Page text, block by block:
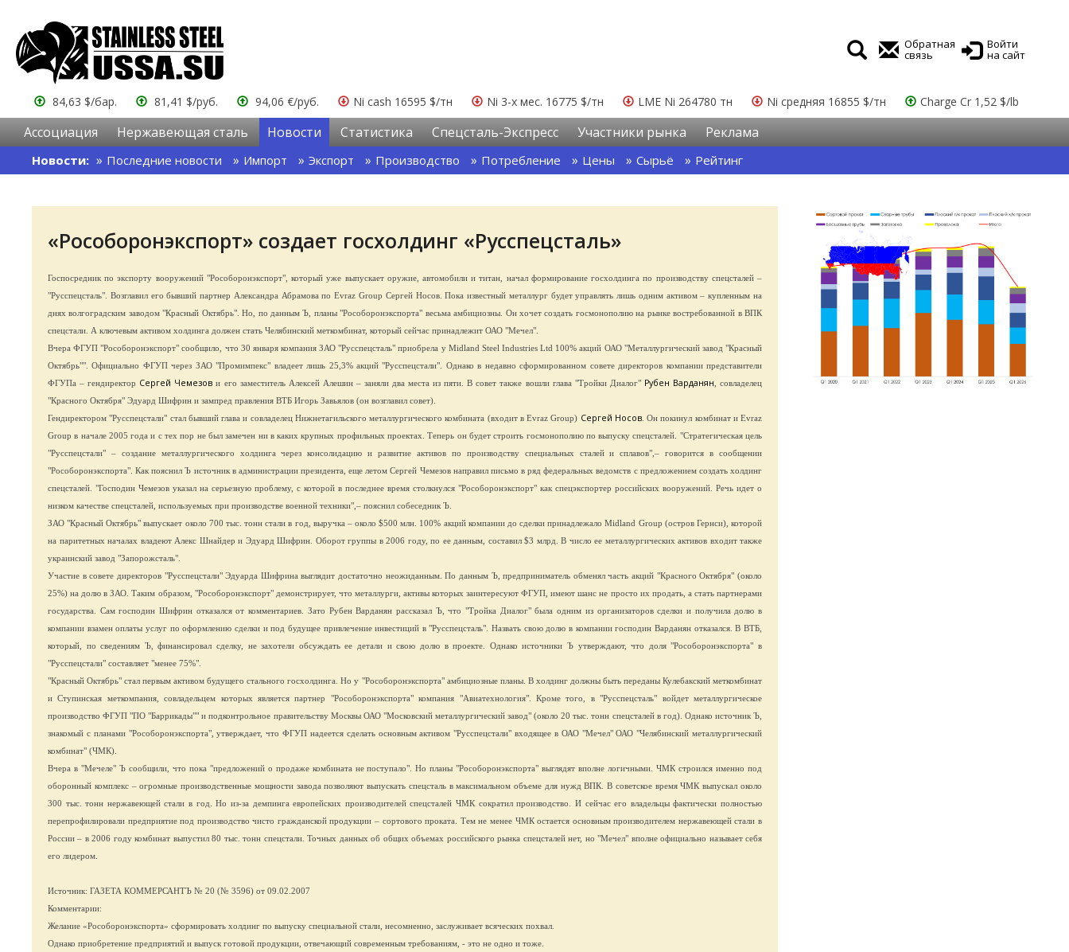
Обратная
связь
Войти
на сайт
84,63 $/бар. 81,41 $/руб. 94,06 €/руб. Ni cash 16595 $/тн Ni 3-х мес. 16775 $/тн LME Ni 264780 тн Ni средняя 16855 $/тн Charge Cr 1,52 $/lb
Ассоциация Нержавеющая сталь Новости Статистика Спецсталь-Экспресс Участники рынка Реклама
Новости: Последние новости Импорт Экспорт Производство Потребление Цены Сырьё Рейтинг
«Рособоронэкспорт» создает госхолдинг «Русспецсталь»
Госпосредник по экспорту вооружений "Рособоронэкспорт", который уже выпускает оружие, автомобили и титан, начал формирование госхолдинга по производству спецсталей –
"Русспецсталь". Возглавил его бывший партнер Александра Абрамова по Evraz Group Сергей Носов. Пока известный металлург будет управлять лишь одним активом – купленным на
днях волгоградским заводом "Красный Октябрь". Но, по данным Ъ, планы "Рособоронэкспорта" весьма амбициозны. Он хочет создать госмонополию на рынке востребованной в ВПК
спецстали. А ключевым активом холдинга должен стать Челябинский меткомбинат, который сейчас принадлежит ОАО "Мечел".
Вчера ФГУП "Рособоронэкспорт" сообщило, что 30 января компания ЗАО "Русспецсталь" приобрела у Midland Steel Industries Ltd 100% акций ОАО "Металлургический завод "Красный
Октябрь"". Официально ФГУП через ЗАО "Промимпекс" владеет лишь 25,3% акций "Русспецстали". Однако в недавно сформированном совете директоров компании представители
ФГУПа – гендиректор Сергей Чемезов и его заместитель Алексей Алешин – заняли два места из пяти. В совет также вошли глава "Тройки Диалог" Рубен Варданян , совладелец
"Красного Октября" Эдуард Шифрин и зампред правления ВТБ Игорь Завьялов (он возглавил совет).
Гендиректором "Русспецстали" стал бывший глава и совладелец Нижнетагильского металлургического комбината (входит в Evraz Group) Сергей Носов. Он покинул комбинат и Evraz
Group в начале 2005 года и с тех пор не был замечен ни в каких крупных профильных проектах. Теперь он будет строить госмонополию по выпуску спецсталей. "Стратегическая цель
"Русспецстали" – создание металлургического холдинга через консолидацию и развитие активов по производству специальных сталей и сплавов",– говорится в сообщении
"Рособоронэкспорта". Как пояснил Ъ источник в администрации президента, еще летом Сергей Чемезов направил письмо в ряд федеральных ведомств с предложением создать холдинг
спецсталей. "Господин Чемезов указал на серьезную проблему, с которой в последнее время столкнулся "Рособоронэкспорт" как спецэкспортер российских вооружений. Речь идет о
низком качестве спецсталей, используемых при производстве военной техники",– пояснил собеседник Ъ.
ЗАО "Красный Октябрь" выпускает около 700 тыс. тонн стали в год, выручка – около $500 млн. 100% акций компании до сделки принадлежало Midland Group (остров Гернси), которой
на паритетных началах владеют Алекс Шнайдер и Эдуард Шифрин. Оборот группы в 2006 году, по ее данным, составил $3 млрд. В число ее металлургических активов входит также
украинский завод "Запорожсталь".
Участие в совете директоров "Русспецстали" Эдуарда Шифрина выглядит достаточно неожиданным. По данным Ъ, предприниматель обменял часть акций "Красного Октября" (около
25%) на долю в ЗАО. Таким образом, "Рособоронэкспорт" демонстрирует, что металлурги, активы которых заинтересуют ФГУП, имеют шанс не просто их продать, а стать партнерами
государства. Сам господин Шифрин отказался от комментариев. Зато Рубен Варданян рассказал Ъ, что "Тройка Диалог" была одним из организаторов сделки и получила долю в
компании взамен оплаты услуг по оформлению сделки и под будущее привлечение инвестиций в "Русспецсталь". Назвать свою долю в компании господин Варданян отказался. В ВТБ,
который, по сведениям Ъ, финансировал сделку, не захотели обсуждать ее детали и свою долю в проекте. Однако источники Ъ утверждают, что доля "Рособоронэкспорта" в
"Русспецстали" составляет "менее 75%".
"Красный Октябрь" стал первым активом будущего стального госхолдинга. Но у "Рособоронэкспорта" амбициозные планы. В холдинг должны быть переданы Кулебакский меткомбинат
и Ступинская меткомпания, совладельцем которых является партнер "Рособоронэкспорта" компания "Авиатехнология". Кроме того, в "Русспецсталь" войдет металлургическое
производство ФГУП "ПО "Баррикады"" и подконтрольное правительству Москвы ОАО "Московский металлургический завод" (около 20 тыс. тонн спецсталей в год). Однако источник Ъ,
знакомый с планами "Рособоронэкспорта", утверждает, что ФГУП надеется сделать основным активом "Русспецстали" входящее в ОАО "Мечел" ОАО "Челябинский металлургический
комбинат" (ЧМК).
Вчера в "Мечеле" Ъ сообщили, что пока "предложений о продаже комбината не поступало". Но планы "Рособоронэкспорта" выглядят вполне логичными. ЧМК строился именно под
оборонный комплекс – огромные производственные мощности завода позволяют выпускать спецсталь в максимальном объеме для нужд ВПК. В советское время ЧМК выпускал около
300 тыс. тонн нержавеющей стали в год. Но из-за демпинга европейских производителей спецсталей ЧМК сократил производство. И сейчас его владельцы фактически полностью
перепрофилировали предприятие под производство чисто гражданской продукции – сортового проката. Тем не менее ЧМК остается основным производителем нержавеющей стали в
России – в 2006 году комбинат выпустил 80 тыс. тонн спецстали. Точных данных об общих объемах российского рынка спецсталей нет, но "Мечел" вполне официально называет себя
его лидером.
Источник: ГАЗЕТА КОММЕРСАНТЪ № 20 (№ 3596) от 09.02.2007
Комментарии:
Желание «Рособоронэкспорта» сформировать холдинг по выпуску специальной стали, несомненно, заслуживает всяческих похвал.
Однако приобретение предприятий и выпуск готовой продукции, отвечающий современным требованиям, - это не одно и тоже.